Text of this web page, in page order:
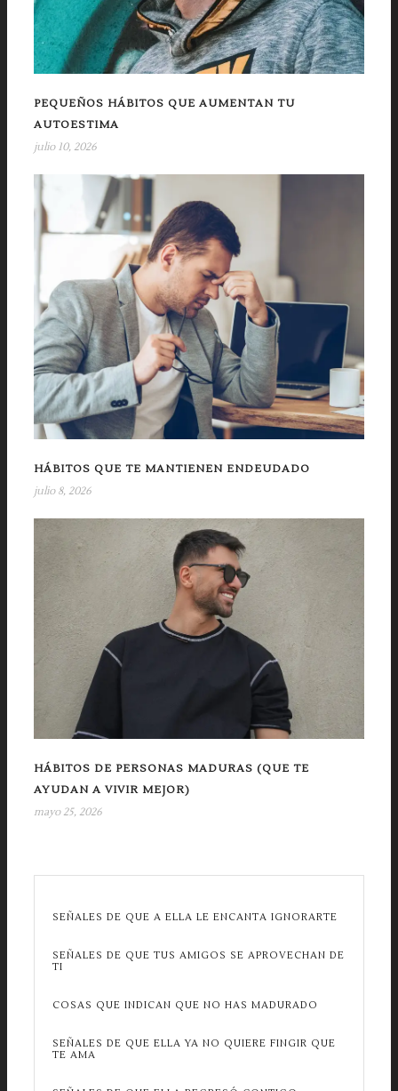
PEQUEÑOS HÁBITOS QUE AUMENTAN TU
AUTOESTIMA
julio 10, 2026
HÁBITOS QUE TE MANTIENEN ENDEUDADO
julio 8, 2026
HÁBITOS DE PERSONAS MADURAS (QUE TE
AYUDAN A VIVIR MEJOR)
mayo 25, 2026
SEÑALES DE QUE A ELLA LE ENCANTA IGNORARTE
SEÑALES DE QUE TUS AMIGOS SE APROVECHAN DE
TI
COSAS QUE INDICAN QUE NO HAS MADURADO
SEÑALES DE QUE ELLA YA NO QUIERE FINGIR QUE
TE AMA